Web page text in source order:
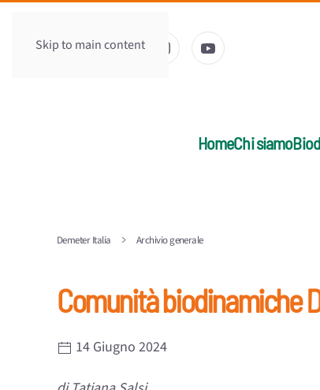
Skip to main content
HomeChi siamo
Demeter Italia Archivio generale
Comunità biodinamiche
14 Giugno 2024